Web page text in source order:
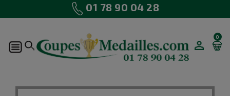
01 78 90 04 28
0